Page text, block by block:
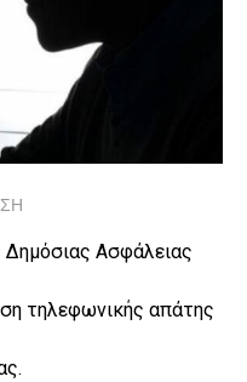
Ασφάλειας
τηλεφωνικής απάτης